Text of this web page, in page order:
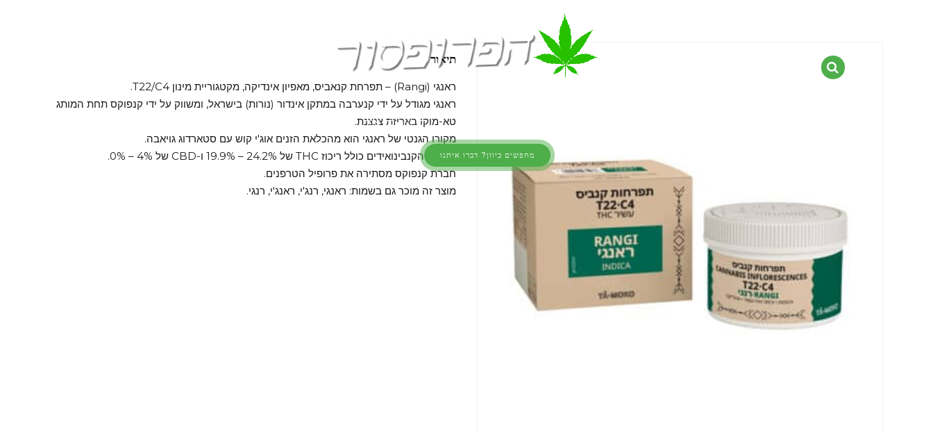
כיוונים לפי אזור
מחפשים כיוון? דברו איתנו
תיאור
ראנגי (Rangi) – תפרחת קנאביס, מאפיון אינדיקה, מקטגוריית מינון T22/C4.
ראנגי מגודל על ידי קנערבה במתקן אינדור (נורות) בישראל, ומשווק על ידי קנפוקס תחת המותג
טא-מוקו באריזת צנצנת.
מקורו הגנטי של ראנגי הוא מהכלאת הזנים אוג'י קוש עם סטארדוג גויאבה.
פרופיל הקנבינואידים כולל ריכוז THC של 24.2% – 19.9% ו-CBD של 4% – 0%.
חברת קנפוקס מסתירה את פרופיל הטרפנים.
מוצר זה מוכר גם בשמות: ראנגי, רנג'י, ראנג'י, רנגי.